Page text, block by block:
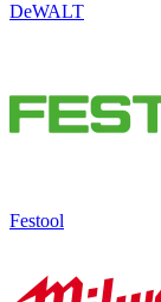
DeWALT
Festool